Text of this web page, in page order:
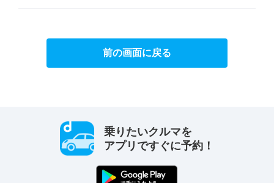
前の画面に戻る
乗りたいクルマを
アプリですぐに予約！